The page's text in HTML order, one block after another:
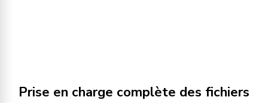
Prise en charge complète des fichiers